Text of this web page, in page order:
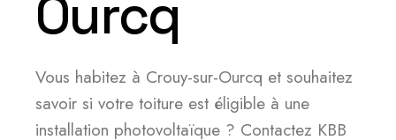
Ourcq
Vous habitez à Crouy-sur-Ourcq et souhaitez
savoir si votre toiture est éligible à une
installation photovoltaïque ? Contactez KBB